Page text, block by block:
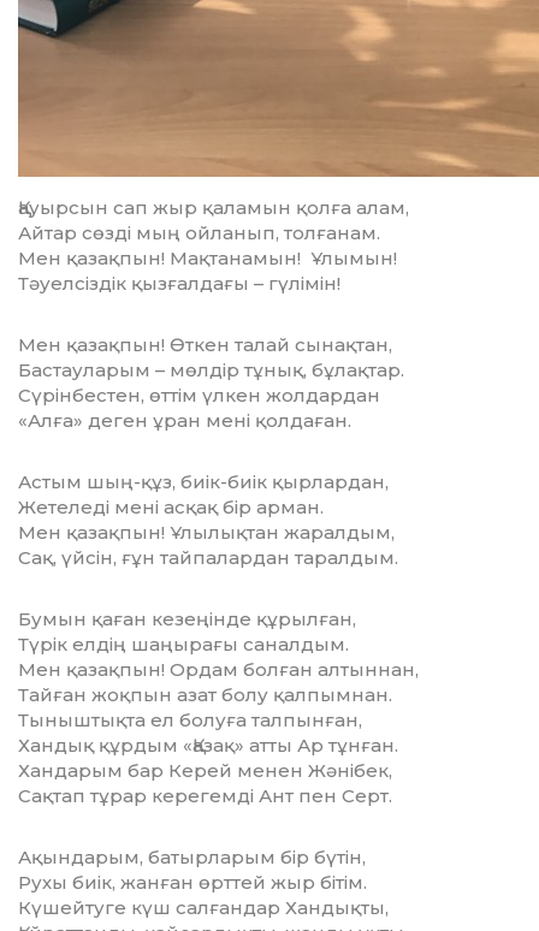
Қауырсын сап жыр қаламын қолға алам,
Айтар сөзді мың ойланып, толғанам.
Мен қазақпын! Мақтанамын! Ұлымын!
Тәуелсіздік қызғалдағы – гүлімін!
Мен қазақпын! Өткен талай сынақтан,
Бастауларым – мөлдір тұнық, бұлақтар.
Сүрінбестен, өттім үлкен жолдардан
«Алға» деген ұран мені қолдаған.
Астым шың-құз, биік-биік қырлардан,
Жетеледі мені асқақ бір арман.
Мен қазақпын! Ұлылықтан жаралдым,
Сақ, үйсін, ғұн тайпалардан таралдым.
Бумын қаған кезеңінде құрылған,
Түрік елдің шаңырағы саналдым.
Мен қазақпын! Ордам болған алтыннан,
Тайған жоқпын азат болу қалпымнан.
Тыныштықта ел болуға талпынған,
Хандық құрдым «Қазақ» атты Ар тұнған.
Хандарым бар Керей менен Жәнібек,
Сақтап тұрар керегемді Ант пен Серт.
Ақындарым, батырларым бір бүтін,
Рухы биік, жанған өрттей жыр бітім.
Күшейтуге күш салғандар Хандықты,